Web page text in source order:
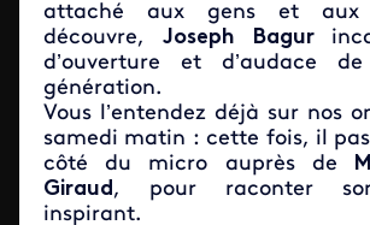
attaché aux gens et aux
découvre, Joseph Bagur
d’ouverture et d’audace
génération.
Vous l’entendez déjà sur nos
samedi matin : cette fois, il
côté du micro auprès de
Giraud, pour raconter
inspirant.